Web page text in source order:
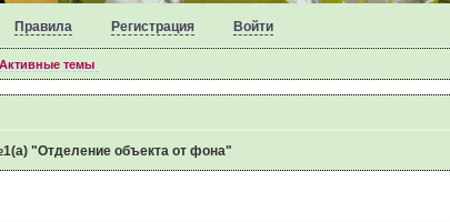
Правила Регистрация Войти
Активные темы
"Отделение объекта от фона"